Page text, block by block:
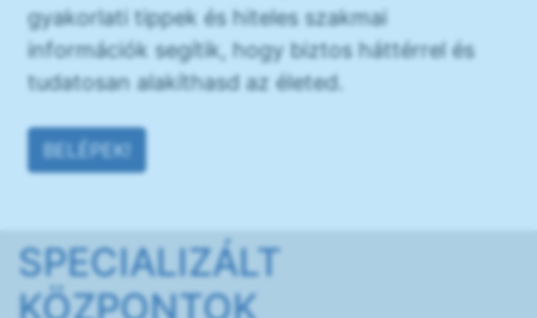
gyakorlati tippek és hiteles szakmai
információk segítik, hogy biztos háttérrel és
tudatosan alakíthasd az életed.
BELÉPEK!
SPECIALIZÁLT
KÖZPONTOK